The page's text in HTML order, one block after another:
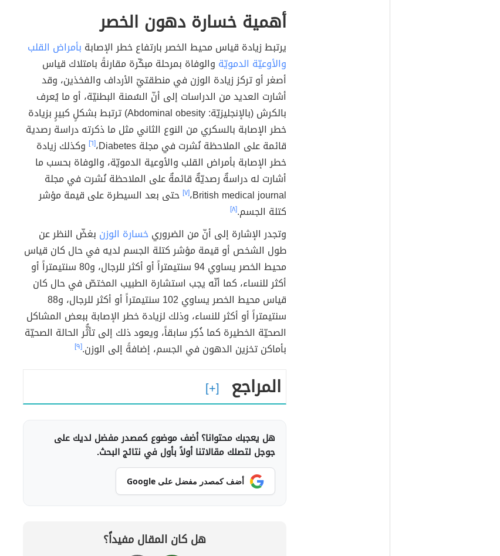
أهمية خسارة دهون الخصر
يرتبط زيادة قياس محيط الخصر بارتفاع خطر الإصابة بأمراض القلب
والأوعيّة الدمويّة والوفاة بمرحلة مبكّرة مقارنةً بامتلاك قياس
أصغر أو تركز زيادة الوزن في منطقتيّ الأرداف والفخذين، وقد
أشارت العديد من الدراسات إلى أنّ السُمنة البطنيّة، أو ما يُعرف
بالكرش (بالإنجليزيّة: Abdominal obesity) ترتبط بشكلٍ كبيرٍ بزيادة
خطر الإصابة بالسكري من النوع الثاني مثل ما ذكرته دراسة رصدية
قائمة على الملاحظة نُشرت في مجلة Diabetes،
[٦]
وكذلك زيادة
خطر الإصابة بأمراض القلب والأوعية الدمويّة، والوفاة بحسب ما
أشارت له دراسةٌ رصديّةٌ قائمةٌ على الملاحظة نُشرت في مجلة
British medical journal، [٧]
حتى بعد السيطرة على قيمة مؤشر
كتلة الجسم.[٨]
وتجدر الإشارة إلى أنّ من الضروريخسارة الوزن بغضّ النظر عن
طول الشخص أو قيمة مؤشر كتلة الجسم لديه في حال كان قياس
محيط الخصر يساوي 94 سنتيمتراً أو أكثر للرجال، و80 سنتيمتراً أو
أكثر للنساء، كما أنّه يجب استشارة الطبيب المختصّ في حال كان
قياس محيط الخصر يساوي 102 سنتيمتراً أو أكثر للرجال، و88
سنتيمتراً أو أكثر للنساء، وذلك لزيادة خطر الإصابة ببعض المشاكل
الصحيّة الخطيرة كما ذُكِر سابقاً، ويعود ذلك إلى تأثُّر الحالة الصحيّة
بأماكن تخزين الدهون في الجسم، إضافةً إلى الوزن.[٩]
المراجع
هل يعجبك محتوانا؟ أضف موضوع كمصدر مفضل لديك على
جوجل لتصلك مقالاتنا أولاً بأول في نتائج البحث.
أضف كمصدر مفضل على Google
هل كان المقال مفيداً؟